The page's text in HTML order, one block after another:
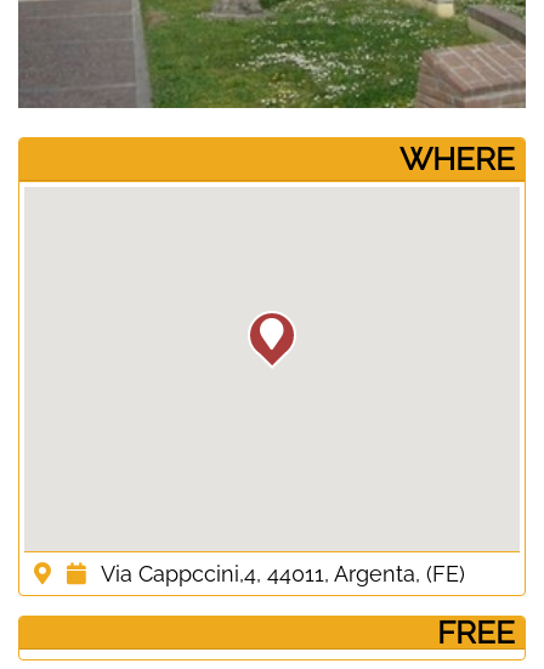
­WHERE
Via Cappccini,4, 44011, Argenta, (FE)
­ FREE